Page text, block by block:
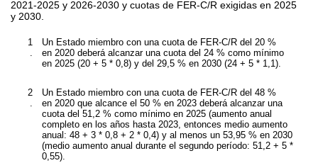
2021-2025 y 2026-2030 y cuotas de FER-C/R exigidas en 2025
y 2030.
1
Un Estado miembro con una cuota de FER-C/R del 20 %
en 2020 deberá alcanzar una cuota del 24 % como mínimo
en 2025 (20 + 5 * 0,8) y del 29,5 % en 2030 (24 + 5 * 1,1).
2
.
Un Estado miembro con una cuota de FER-C/R del 48 %
en 2020 que alcance el 50 % en 2023 deberá alcanzar una
cuota del 51,2 % como mínimo en 2025 (aumento anual
completo en los años hasta 2023, entonces medio aumento
anual: 48 + 3 * 0,8 + 2 * 0,4) y al menos un 53,95 % en 2030
(medio aumento anual durante el segundo período: 51,2 + 5 *
0,55).